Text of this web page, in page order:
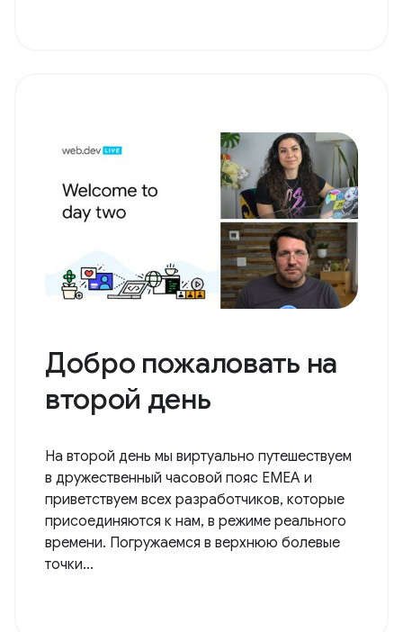
Добро пожаловать на
второй день
На второй день мы виртуально путешествуем
в дружественный часовой пояс EMEA и
приветствуем всех разработчиков, которые
присоединяются к нам, в режиме реального
времени. Погружаемся в верхнюю болевые
точки...